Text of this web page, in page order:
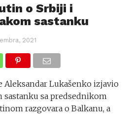
o Srbiji i
sastanku
2021
Aleksandar Lukašenko izjavio
sastanku sa predsednikom
razgovara o Balkanu, a